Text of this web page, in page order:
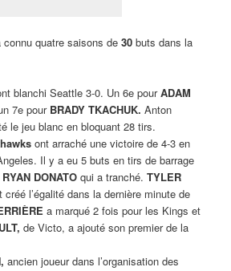
connu quatre saisons de 30buts dans la
blanchi Seattle 3-0. Un 6e pourADAM
7e pour BRADY TKACHUK. Anton
le jeu blanc en bloquant 28 tirs.
ont arraché une victoire de 4-3 en
Il y a eu 5 buts en tirs de barrage
RYAN DONATOqui a tranché. TYLER
créé l’égalité dans la dernière minute de
a marqué 2 fois pour les Kings et
de Victo, a ajouté son premier de la
ancien joueur dans l’organisation des